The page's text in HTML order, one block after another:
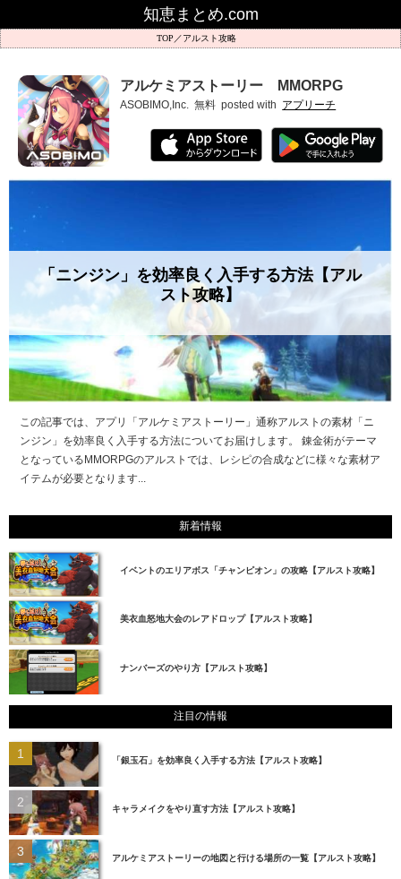
知恵まとめ.com
アルスト攻略
アルケミアストーリー MMORPG
ASOBIMO,Inc. 無料 posted with アプリーチ
「ニンジン」を効率良く入手する方法【アル
スト攻略】
この記事では、アプリ「アルケミアストーリー」通称アルストの素材「ニ
ンジン」を効率良く入手する方法についてお届けします。 錬金術がテーマ
となっているMMORPGのアルストでは、レシピの合成などに様々な素材ア
イテムが必要となります...
新着情報
イベントのエリアボス「チャンピオン」の攻略【アルスト攻略】
美衣血怒地大会のレアドロップ【アルスト攻略】
ナンバーズのやり方【アルスト攻略】
注目の情報
「銀玉石」を効率良く入手する方法【アルスト攻略】
キャラメイクをやり直す方法【アルスト攻略】
アルケミアストーリーの地図と行ける場所の一覧【アルスト攻略】